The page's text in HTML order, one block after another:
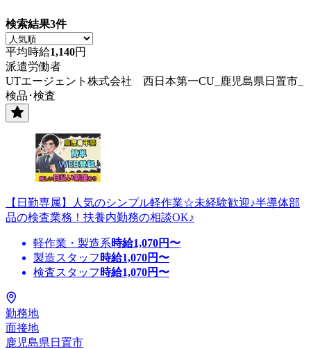
検索結果3件
平均時給1,140円
派遣労働者
UTエージェント株式会社 西日本第一CU_鹿児島県日置市_
検品･検査
【日勤専属】人気のシンプル軽作業☆未経験歓迎♪半導体部
品の検査業務！扶養内勤務の相談OK♪
軽作業・製造系時給1,070円〜
製造スタッフ 時給1,070円〜
検査スタッフ 時給1,070円〜
勤務地
面接地
鹿児島県日置市